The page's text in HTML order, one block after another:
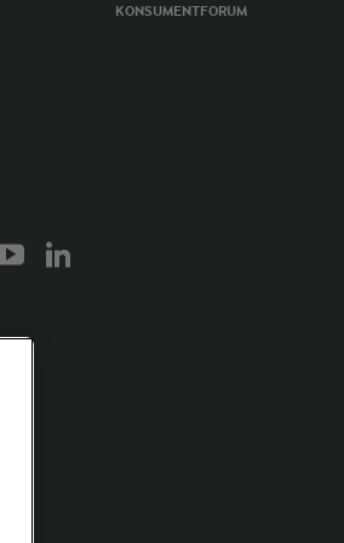
KONSUMENTFORUM